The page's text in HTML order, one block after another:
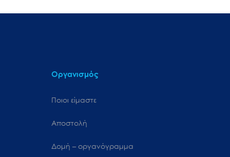
Οργανισμός
Ποιοι είμαστε
Αποστολή
Δομή – οργανόγραμμα